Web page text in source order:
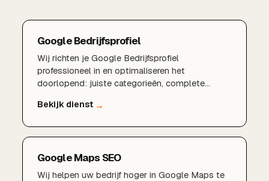
Google Bedrijfsprofiel
Wij richten je Google Bedrijfsprofiel
professioneel in en optimaliseren het
doorlopend: juiste categorieën, complete
foto's en lokale zoekwoorden. Zo word je beter
Google Maps SEO
Wij helpen uw bedrijf hoger in Google Maps te